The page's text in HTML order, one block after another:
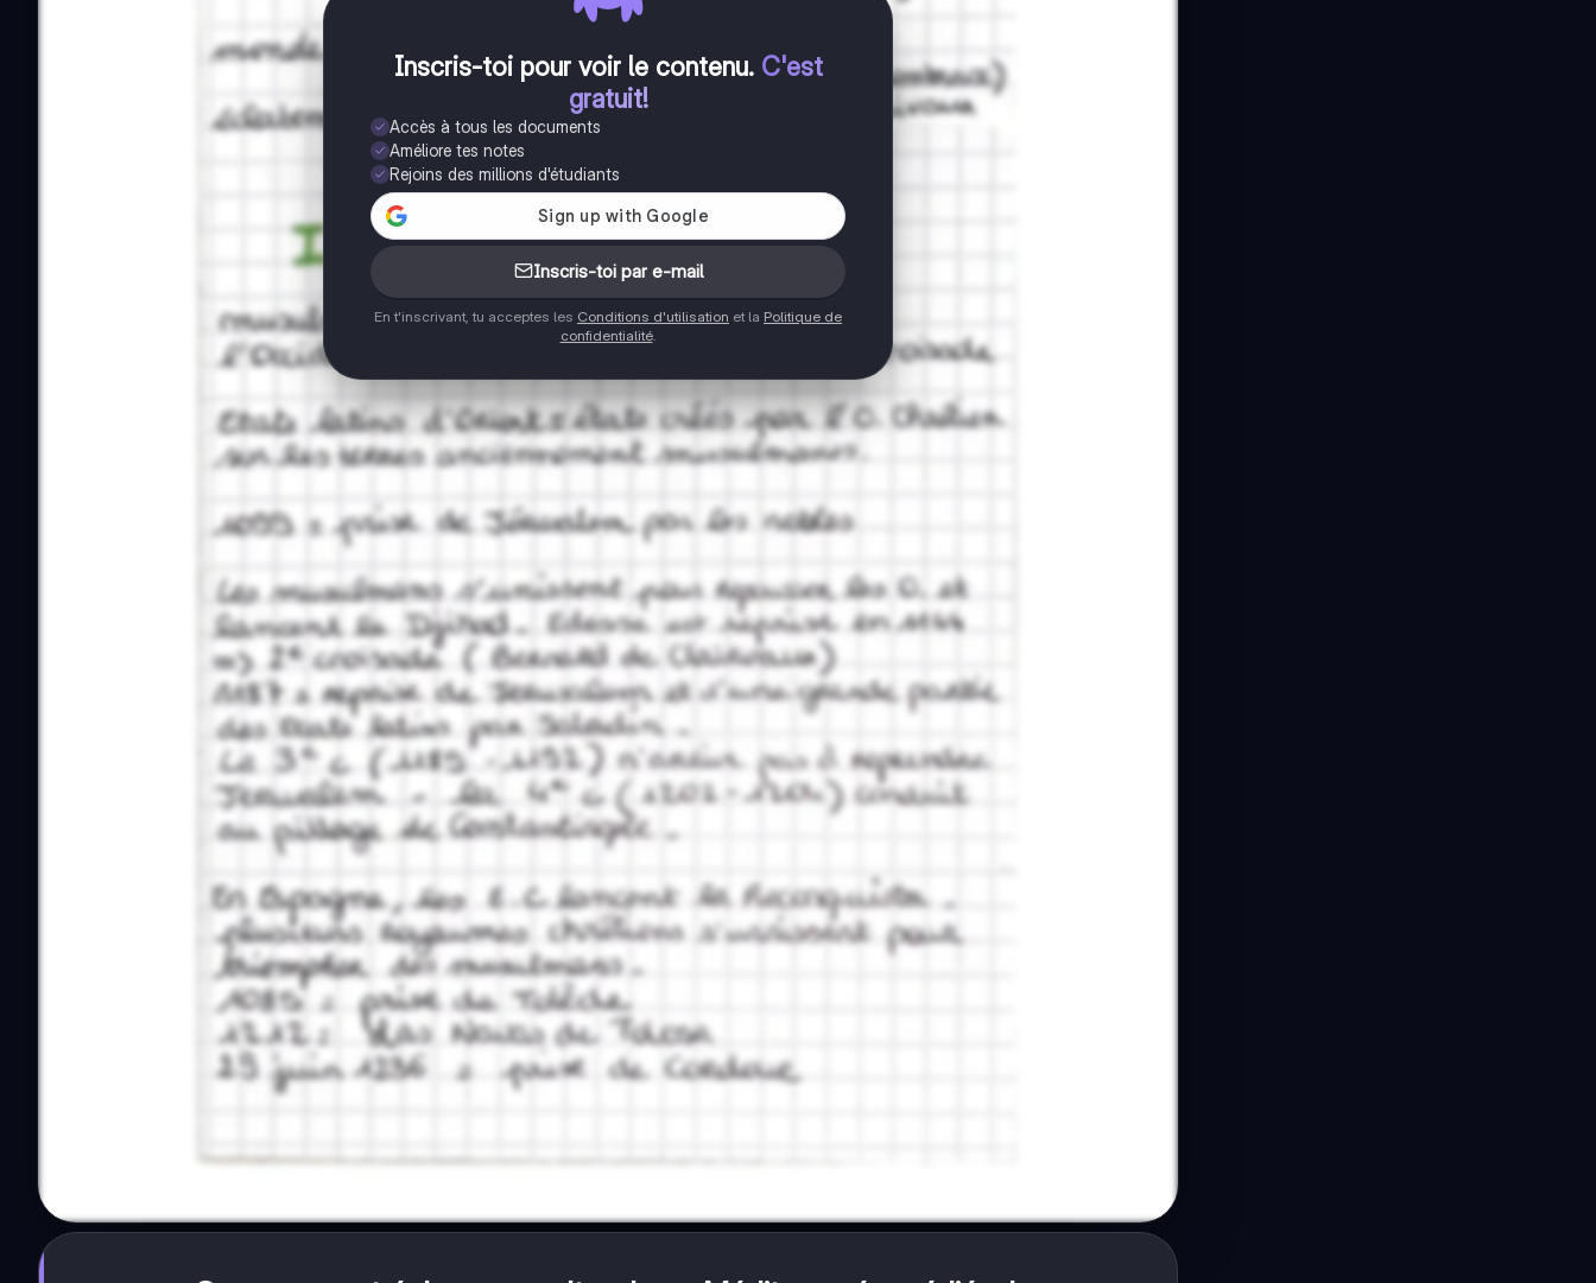
Inscris-toi pour voir le contenu. C'est
gratuit!
Accès à tous les documents
Améliore tes notes
Rejoins des millions d'étudiants
Inscris-toi par e-mail
En t'inscrivant, tu acceptes les Conditions d'utilisation et la Politique de
confidentialité.